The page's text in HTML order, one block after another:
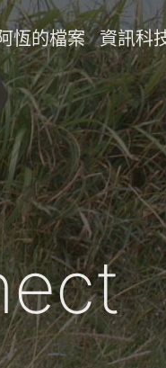
恆的檔案 資訊科